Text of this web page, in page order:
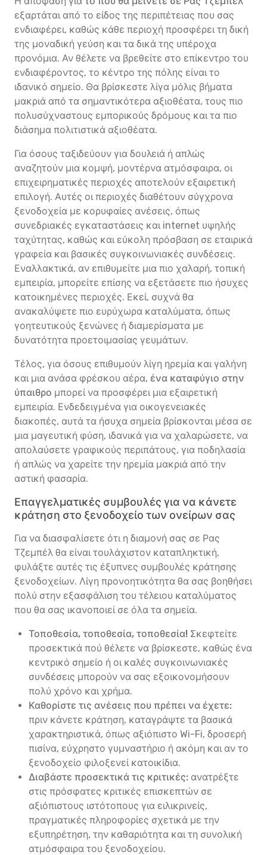
εξαρτάται από το είδος της περιπέτειας που σας
ενδιαφέρει, καθώς κάθε περιοχή προσφέρει τη δική
της μοναδική γεύση και τα δικά της υπέροχα
προνόμια. Αν θέλετε να βρεθείτε στο επίκεντρο του
ενδιαφέροντος, το κέντρο της πόλης είναι το
ιδανικό σημείο. Θα βρίσκεστε λίγα μόλις βήματα
μακριά από τα σημαντικότερα αξιοθέατα, τους πιο
πολυσύχναστους εμπορικούς δρόμους και τα πιο
διάσημα πολιτιστικά αξιοθέατα.
Για όσους ταξιδεύουν για δουλειά ή απλώς
αναζητούν μια κομψή, μοντέρνα ατμόσφαιρα, οι
επιχειρηματικές περιοχές αποτελούν εξαιρετική
επιλογή. Αυτές οι περιοχές διαθέτουν σύγχρονα
ξενοδοχεία με κορυφαίες ανέσεις, όπως
συνεδριακές εγκαταστάσεις και internet υψηλής
ταχύτητας, καθώς και εύκολη πρόσβαση σε εταιρικά
γραφεία και βασικές συγκοινωνιακές συνδέσεις.
Εναλλακτικά, αν επιθυμείτε μια πιο χαλαρή, τοπική
εμπειρία, μπορείτε επίσης να εξετάσετε πιο ήσυχες
κατοικημένες περιοχές. Εκεί, συχνά θα
ανακαλύψετε πιο ευρύχωρα καταλύματα, όπως
γοητευτικούς ξενώνες ή διαμερίσματα με
δυνατότητα προετοιμασίας γευμάτων.
Τέλος, για όσους επιθυμούν λίγη ηρεμία και γαλήνη
και μια ανάσα φρέσκου αέρα, ένα καταφύγιο στην
ύπαιθρο μπορεί να προσφέρει μια εξαιρετική
εμπειρία. Ενδεδειγμένα για οικογενειακές
διακοπές, αυτά τα ήσυχα σημεία βρίσκονται μέσα σε
μια μαγευτική φύση, ιδανικά για να χαλαρώσετε, να
απολαύσετε γραφικούς περιπάτους, για ποδηλασία
ή απλώς να χαρείτε την ηρεμία μακριά από την
αστική φασαρία.
Επαγγελματικές συμβουλές για να κάνετε
κράτηση στο ξενοδοχείο των ονείρων σας
Για να διασφαλίσετε ότι η διαμονή σας σε Ρας
Τζεμπέλ θα είναι τουλάχιστον καταπληκτική,
φυλάξτε αυτές τις έξυπνες συμβουλές κράτησης
ξενοδοχείων. Λίγη προνοητικότητα θα σας βοηθήσει
πολύ στην εξασφάλιση του τέλειου καταλύματος
που θα σας ικανοποιεί σε όλα τα σημεία.
Τοποθεσία, τοποθεσία, τοποθεσία! Σκεφτείτε
προσεκτικά πού θέλετε να βρίσκεστε, καθώς ένα
κεντρικό σημείο ή οι καλές συγκοινωνιακές
συνδέσεις μπορούν να σας εξοικονομήσουν
πολύ χρόνο και χρήμα.
Καθορίστε τις ανέσεις που πρέπει να έχετε:
πριν κάνετε κράτηση, καταγράψτε τα βασικά
χαρακτηριστικά, όπως αξιόπιστο Wi-Fi, δροσερή
πισίνα, εύχρηστο γυμναστήριο ή ακόμη και αν το
ξενοδοχείο φιλοξενεί κατοικίδια.
Διαβάστε προσεκτικά τις κριτικές: ανατρέξτε
στις πρόσφατες κριτικές επισκεπτών σε
αξιόπιστους ιστότοπους για ειλικρινείς,
πραγματικές πληροφορίες σχετικά με την
εξυπηρέτηση, την καθαριότητα και τη συνολική
ατμόσφαιρα του ξενοδοχείου.